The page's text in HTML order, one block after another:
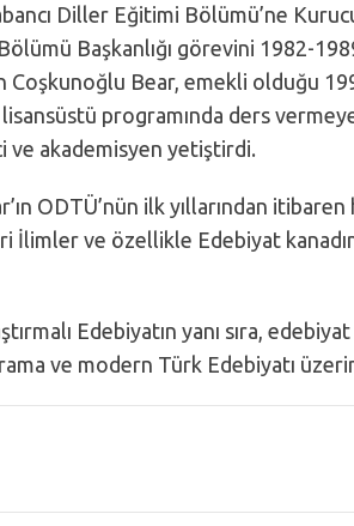
Diller Eğitimi Bölümü’ne
Başkanlığı görevini 1982-
Bear, emekli olduğu
programında ders
ve akademisyen yetiştirdi.
ODTÜ’nün ilk yıllarından
İlimler ve özellikle Edebiyat
Edebiyatın yanı sıra,
ve modern Türk Edebiyatı